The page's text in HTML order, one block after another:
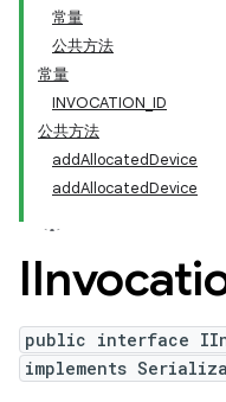
常量
公共方法
常量
INVOCATION_ID
公共方法
addAllocatedDevice
addAllocatedDevice
public interface
implements